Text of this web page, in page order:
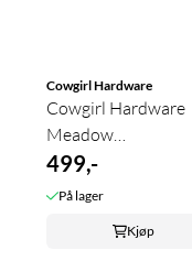
Cowgirl Hardware
Cowgirl Hardware
Meadow
Westernskjorte for
Jente
499,-
På lager
Kjøp